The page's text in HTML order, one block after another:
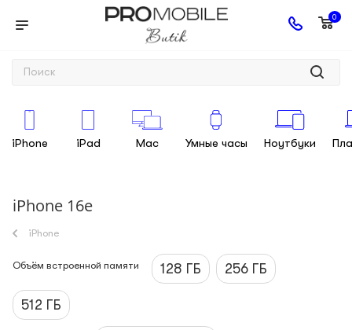
0
iPhone iPad Mac Умные часы Ноутбуки
iPhone 16e
iPhone
Объём встроенной памяти 128 ГБ 256 ГБ
512 ГБ